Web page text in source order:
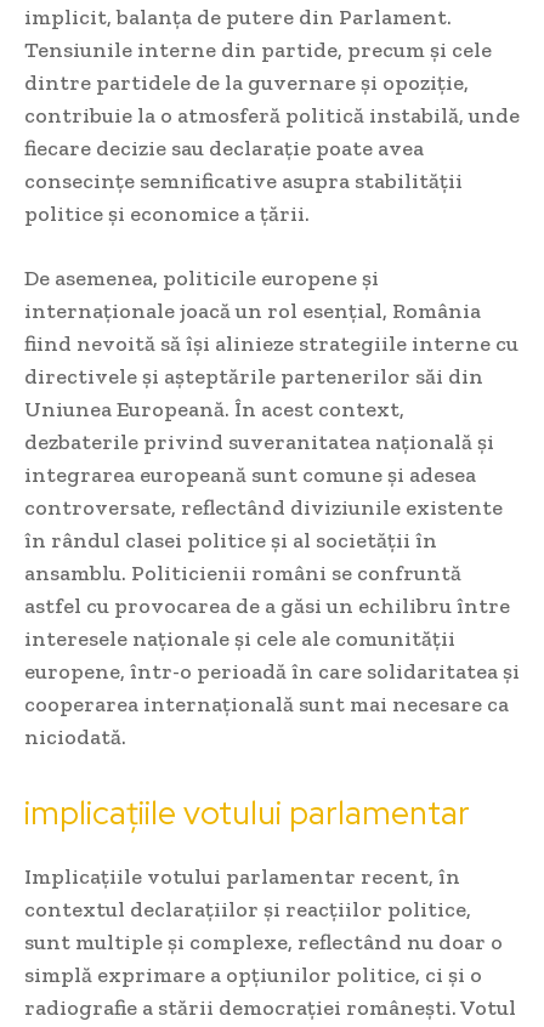
implicit, balanța de putere din Parlament.
Tensiunile interne din partide, precum și cele
dintre partidele de la guvernare și opoziție,
contribuie la o atmosferă politică instabilă, unde
fiecare decizie sau declarație poate avea
consecințe semnificative asupra stabilității
politice și economice a țării.
De asemenea, politicile europene și
internaționale joacă un rol esențial, România
fiind nevoită să își alinieze strategiile interne cu
directivele și așteptările partenerilor săi din
Uniunea Europeană. În acest context,
dezbaterile privind suveranitatea națională și
integrarea europeană sunt comune și adesea
controversate, reflectând diviziunile existente
în rândul clasei politice și al societății în
ansamblu. Politicienii români se confruntă
astfel cu provocarea de a găsi un echilibru între
interesele naționale și cele ale comunității
europene, într-o perioadă în care solidaritatea și
cooperarea internațională sunt mai necesare ca
niciodată.
implicațiile votului parlamentar
Implicațiile votului parlamentar recent, în
contextul declarațiilor și reacțiilor politice,
sunt multiple și complexe, reflectând nu doar o
simplă exprimare a opțiunilor politice, ci și o
radiografie a stării democrației românești. Votul